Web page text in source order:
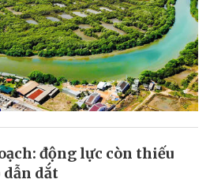
động lực còn thiếu
dắt